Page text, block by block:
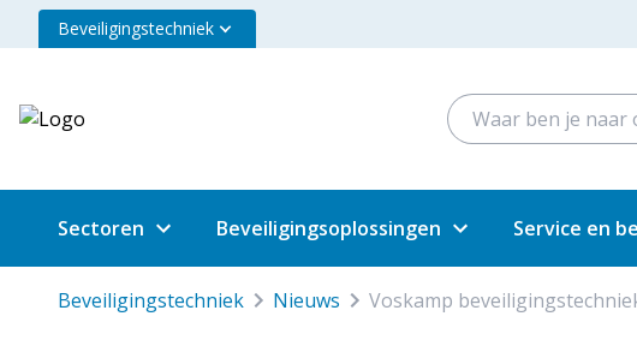
Beveiligingstechniek
Sectoren Beveiligingsoplossingen Service en
beveiligingstechniek nieuws voskamp